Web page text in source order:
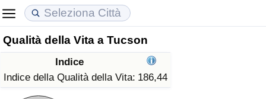
Qualità della Vita a Tucson
Indice
Indice della Qualità della Vita: 186,44
Costo della vita
Indice Del Costo Della Vita (corrente)
Prezzi degli immobili
Indice del Prezzo delle Case (Corrente)
Qualità della Vita
Indice della Qualità della Vita